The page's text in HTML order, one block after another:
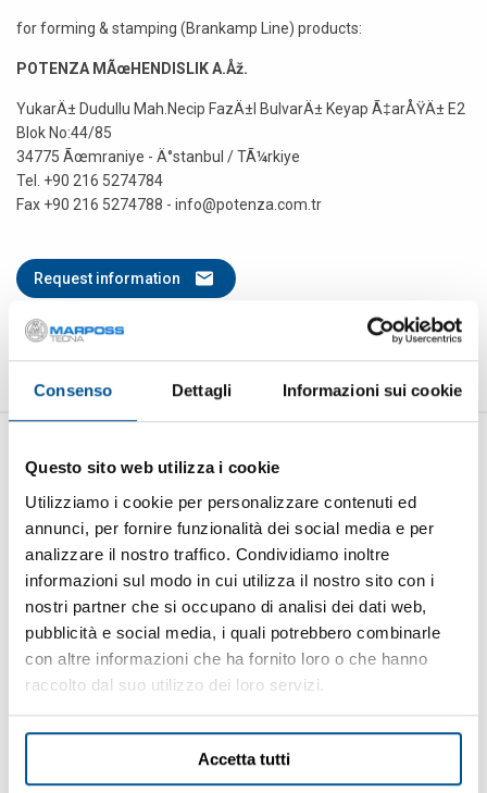
Consenso Dettagli Informazioni sui cookie
Questo sito web utilizza i cookie
Utilizziamo i cookie per personalizzare contenuti ed
annunci, per fornire funzionalità dei social media e per
analizzare il nostro traffico. Condividiamo inoltre
informazioni sul modo in cui utilizza il nostro sito con i
nostri partner che si occupano di analisi dei dati web,
pubblicità e social media, i quali potrebbero combinarle
con altre informazioni che ha fornito loro o che hanno
raccolto dal suo utilizzo dei loro servizi.
Accetta tutti
for forming & stamping (Brankamp Line) products:
POTENZA MÃœHENDISLIK A.Åž.
YukarÄ± Dudullu Mah.Necip FazÄ±l BulvarÄ± Keyap Ã‡arÅŸÄ± E2
Blok No:44/85
34775 Ãœmraniye - Ä°stanbul / TÃ¼rkiye
Tel. +90 216 5274784
Fax +90 216 5274788 - info@potenza.com.tr
Request information
BACK TO LIST
First name
Last name
Company
Country